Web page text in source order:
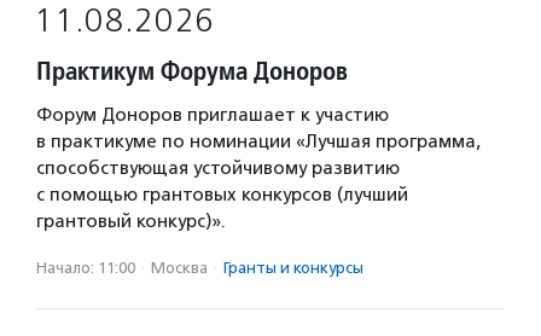
11.08.2026
Практикум Форума Доноров
Форум Доноров приглашает к участию
в практикуме по номинации «Лучшая программа,
способствующая устойчивому развитию
с помощью грантовых конкурсов (лучший
грантовый конкурс)».
Начало: 11:00 · Москва · Гранты и конкурсы